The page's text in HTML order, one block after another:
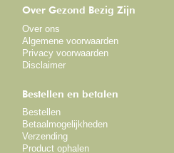
Over Gezond Bezig Zijn
Over ons
Algemene voorwaarden
Privacy voorwaarden
Disclaimer
Bestellen en betalen
Bestellen
Betaalmogelijkheden
Verzending
Product ophalen